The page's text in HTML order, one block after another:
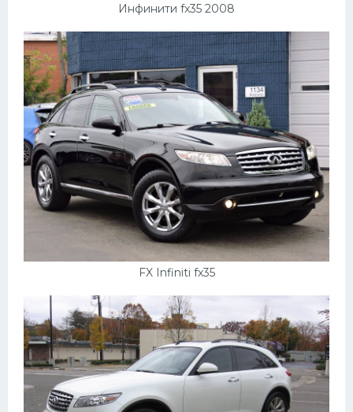
Инфинити fx35 2008
FX Infiniti fx35